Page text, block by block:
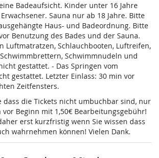
Badeaufsicht. Kinder unter 16 Jahre
Sauna nur ab 18 Jahre. Bitte
Haus- und Badeordnung. Bitte
Benutzung des Bades und der Sauna.
Luftmatratzen, Schlauchbooten, Luftreifen,
Schwimmnudeln und
gestattet. - Das Springen vom
gestattet. Letzter Einlass: 30 min vor
Zeitfensters.
dass die Tickets nicht umbuchbar sind, nur
Beginn mit 1,50€ Bearbeitungsgebühr!
erst kurzfristig wenn Sie wissen dass
wahrnehmen können! Vielen Dank.